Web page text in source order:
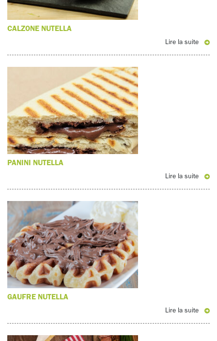
CALZONE NUTELLA
Lire la suite
PANINI NUTELLA
Lire la suite
GAUFRE NUTELLA
Lire la suite